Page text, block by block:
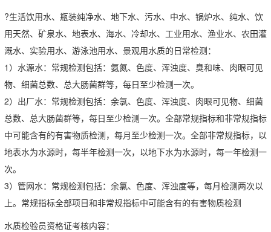
?生活饮用水、瓶装纯净水、地下水、污水、中水、锅炉水、纯水、饮
用天然、矿泉水、地表水、海水、冷却水、工业用水、渔业水、农田灌
溉水、实验用水、游泳池用水、景观用水质的日常检测：
1）水源水：常规检测包括：氨氮、色度、浑浊度、臭和味、肉眼可见
物、细菌总数、总大肠菌群等，每日至少检测一次。
2）出厂水：常规检测包括：余氯、色度、浑浊度、肉眼可见物、细菌
总数、总大肠菌群等，每日至少检测一次。全部常规指标和非常规指标
中可能含有的有害物质检测，每月至少检测一次。全部非常规指标，以
地表水为水源时，每半年检测一次，以地下水为水源时，每一年检测一
次。
3）管网水：常规检测包括：余氯、色度、浑浊度等，每月检测两次以
上。常规指标全部项目和非常规指标中可能含有的有害物质检测
水质检验员资格证考核内容：